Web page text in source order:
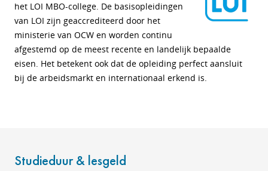
het LOI MBO-college. De basisopleidingen
van LOI zijn geaccrediteerd door het
ministerie van OCW en worden continu
afgestemd op de meest recente en landelijk bepaalde
eisen. Het betekent ook dat de opleiding perfect aansluit
bij de arbeidsmarkt en internationaal erkend is.
Studieduur & lesgeld